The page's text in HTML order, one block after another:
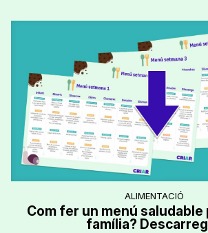
ALIMENTACIÓ
Com fer un menú saludable
família?